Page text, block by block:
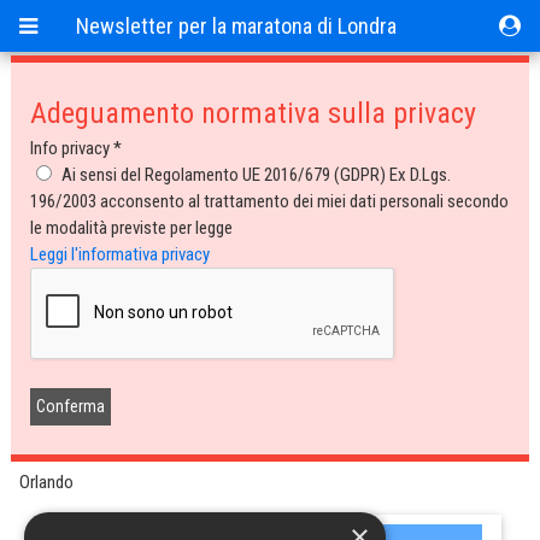
Newsletter per la maratona di Londra
Newsletter per la maratona di Londra
Newsletter riservate
In questa sezione trovi le newsletter che spedisco a chi si è iscritto alla
trasferta di Londra.
Sono documenti accessibili solo a chi si è iscritto alla Maratona di
Londra con il mio gruppo.
Se non dovessi visualizzarlo, ti prego di mandare una mail all’indirizzo
anna@orlandopizzolato.com.
Buona lettura.
Orlando
Adeguamento normativa sulla privacy
Info privacy *
Ai sensi del Regolamento UE 2016/679 (GDPR) Ex D.Lgs.
196/2003 acconsento al trattamento dei miei dati personali secondo
le modalità previste per legge
Leggi l'informativa privacy